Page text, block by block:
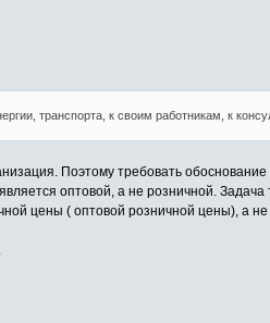
транспорта, к своим работникам, к
Поэтому требовать
оптовой, а не розничной.
цены ( оптовой розничной цены), а